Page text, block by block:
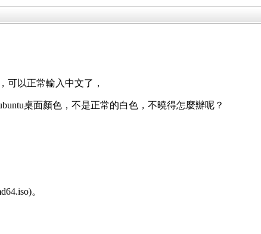
可以正常輸入中文了，
桌面顏色，不是正常的白色，不曉得怎麼辦呢？
。